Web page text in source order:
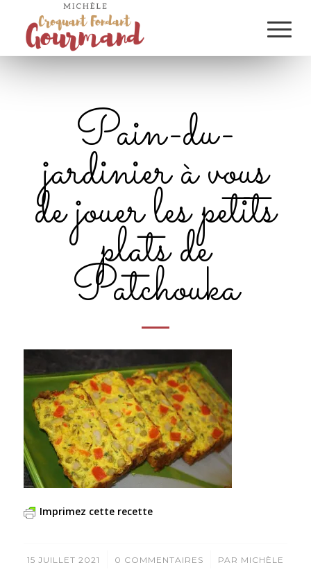
Pain-du-
jardinier à vous
de jouer les petits
plats de
Patchouka
Imprimez cette recette
15 JUILLET 2021
/ 0 COMMENTAIRES
/ PAR MICHÈLE